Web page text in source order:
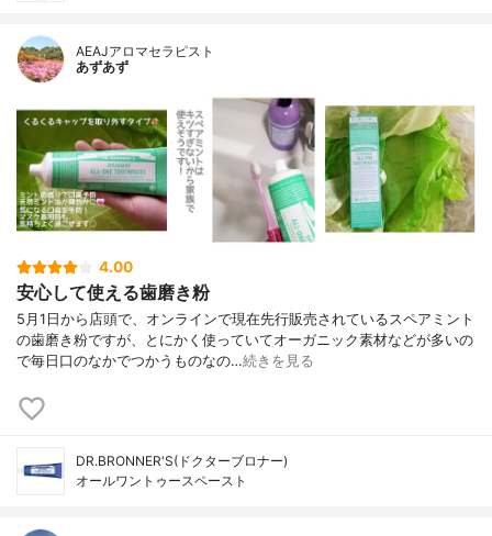
AEAJアロマセラピスト
あずあず
4.00
安心して使える歯磨き粉
5月1日から店頭で、オンラインで現在先行販売されているスペアミント
の歯磨き粉ですが、とにかく使っていてオーガニック素材などが多いの
で毎日口のなかでつかうものなの…続きを見る
DR.BRONNER'S(ドクターブロナー)
オールワントゥースペースト